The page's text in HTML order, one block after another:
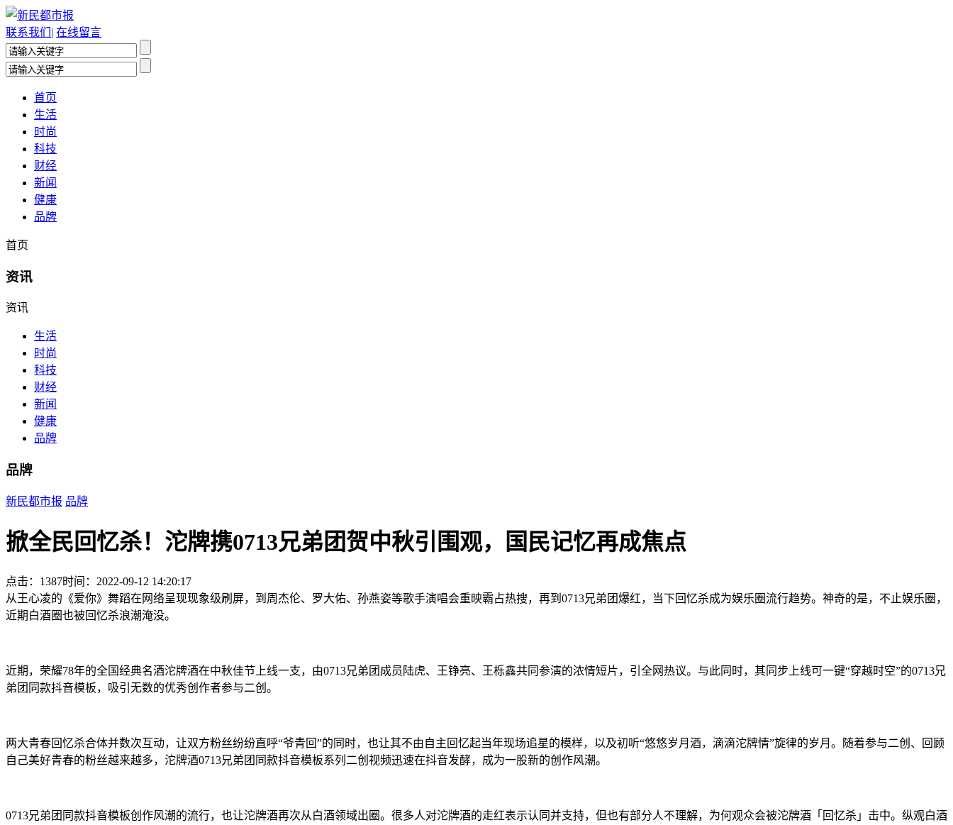
联系我们 | 在线留言
首页
生活
时尚
科技
财经
新闻
健康
品牌
首页
资讯
资讯
生活
时尚
科技
财经
新闻
健康
品牌
品牌
新民都市报 品牌
掀全民回忆杀！沱牌携0713兄弟团贺中秋引围观，国民记忆再成焦点
点击：1387时间：2022-09-12 14:20:17
从王心凌的 《爱你》 舞蹈在网络呈现现象级刷屏，到周杰伦、罗大佑、孙燕姿等歌手演唱会重映霸占热搜，再到0713兄弟团爆红，当下回忆杀成为娱乐圈流行趋势。神奇的是，不止娱乐圈，
近期白酒圈也被回忆杀浪潮淹没。
近期，荣耀78年的全国经典名酒沱牌酒在中秋佳节上线一支，由0713兄弟团成员陆虎、王铮亮、王栎鑫共同参演的浓情短片，引全网热议。 与此同时，其同步上线可一键“穿越时空”的0713兄
弟团同款抖音模板，吸引无数的优秀创作者参与二创。
两大青春回忆杀合体并数次互动，让双方粉丝纷纷直呼“爷青回”的同时，也让其不由自主回忆起当年现场追星的模样，以及初听“悠悠岁月酒，滴滴沱牌情”旋律的岁月。随着参与二创、回顾
自己美好青春的粉丝越来越多，沱牌酒0713兄弟团同款抖音模板系列二创视频迅速在抖音发酵，成为一股新的创作风潮。
0713兄弟团同款抖音模板创作风潮的流行，也让沱牌酒再次从白酒领域出圈。很多人对沱牌酒的走红表示认同并支持，但也有部分人不理解，为何观众会被沱牌酒「回忆杀」击中。纵观白酒